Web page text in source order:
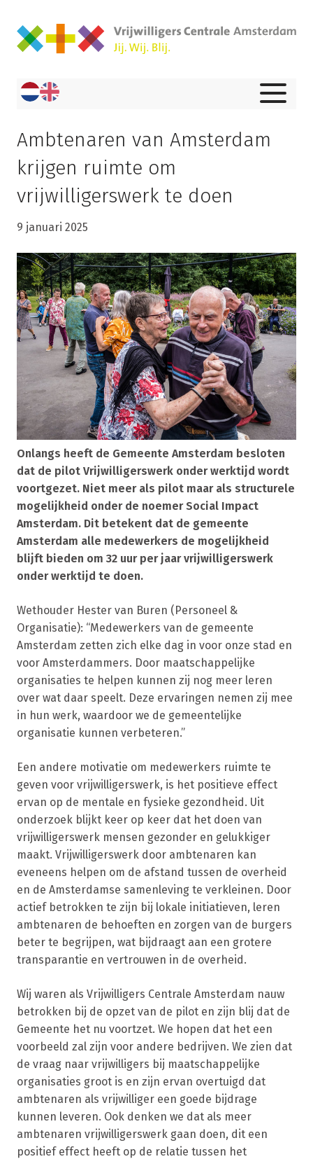
Ambtenaren van Amsterdam
krijgen ruimte om
vrijwilligerswerk te doen
9 januari 2025
Onlangs heeft de Gemeente Amsterdam besloten
dat de pilot Vrijwilligerswerk onder werktijd wordt
voortgezet. Niet meer als pilot maar als structurele
mogelijkheid onder de noemer Social Impact
Amsterdam. Dit betekent dat de gemeente
Amsterdam alle medewerkers de mogelijkheid
blijft bieden om 32 uur per jaar vrijwilligerswerk
onder werktijd te doen.
Wethouder Hester van Buren (Personeel &
Organisatie): “Medewerkers van de gemeente
Amsterdam zetten zich elke dag in voor onze stad en
voor Amsterdammers. Door maatschappelijke
organisaties te helpen kunnen zij nog meer leren
over wat daar speelt. Deze ervaringen nemen zij mee
in hun werk, waardoor we de gemeentelijke
organisatie kunnen verbeteren.”
Een andere motivatie om medewerkers ruimte te
geven voor vrijwilligerswerk, is het positieve effect
ervan op de mentale en fysieke gezondheid. Uit
onderzoek blijkt keer op keer dat het doen van
vrijwilligerswerk mensen gezonder en gelukkiger
maakt. Vrijwilligerswerk door ambtenaren kan
eveneens helpen om de afstand tussen de overheid
en de Amsterdamse samenleving te verkleinen. Door
actief betrokken te zijn bij lokale initiatieven, leren
ambtenaren de behoeften en zorgen van de burgers
beter te begrijpen, wat bijdraagt aan een grotere
transparantie en vertrouwen in de overheid.
Wij waren als Vrijwilligers Centrale Amsterdam nauw
betrokken bij de opzet van de pilot en zijn blij dat de
Gemeente het nu voortzet. We hopen dat het een
voorbeeld zal zijn voor andere bedrijven. We zien dat
de vraag naar vrijwilligers bij maatschappelijke
organisaties groot is en zijn ervan overtuigd dat
ambtenaren als vrijwilliger een goede bijdrage
kunnen leveren. Ook denken we dat als meer
ambtenaren vrijwilligerswerk gaan doen, dit een
positief effect heeft op de relatie tussen het